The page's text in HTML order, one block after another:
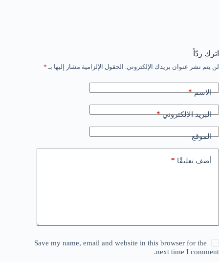
اترك ردّاً
لن يتم نشر عنوان بريدك الإلكتروني. الحقول الإلزامية مشار إليها بـ *
الاسم*
البريد الإلكتروني*
الموقع
أضف تعليقًا *
Save my name, email and website in this browser for the
next time I comment.